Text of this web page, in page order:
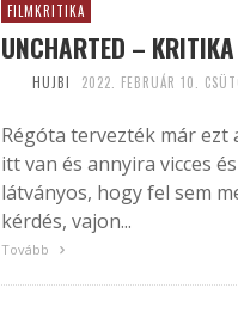
FILMKRITIKA
UNCHARTED – KRITIKA
HUJBI 2022. FEBRUÁR 10.
Régóta tervezték már ezt
itt van és annyira vicces
látványos, hogy fel sem
kérdés, vajon...
Tovább